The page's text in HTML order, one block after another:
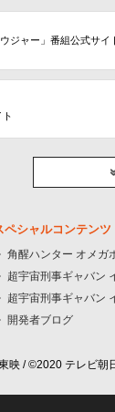
ジャー」番組公式サイ
ペシャルコンテンツ
角醒ハンター オメガ
超宇宙刑事ギャバン
超宇宙刑事ギャバン
開発者ブログ
/ ©2020 テレビ